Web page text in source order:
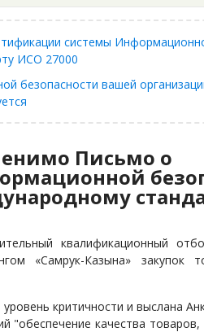
системы
ИСО 27000
безопасности вашей
Письмо о
квалификационный
«Самрук-Казына» закупок
критичности и выслана
"обеспечение качества